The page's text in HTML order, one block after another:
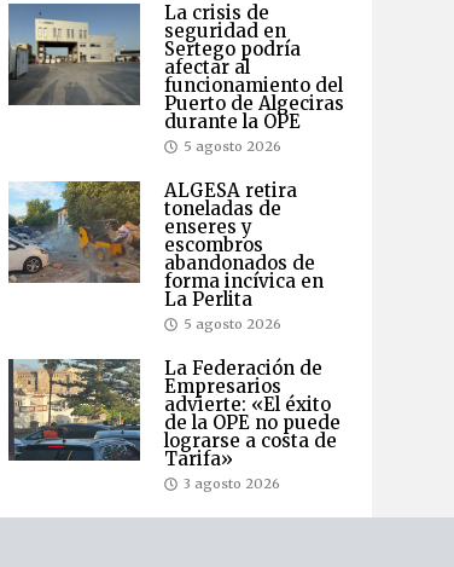
La crisis de
seguridad en
Sertego podría
afectar al
funcionamiento del
Puerto de Algeciras
durante la OPE
5 agosto 2026
ALGESA retira
toneladas de
enseres y
escombros
abandonados de
forma incívica en
La Perlita
5 agosto 2026
La Federación de
Empresarios
advierte: «El éxito
de la OPE no puede
lograrse a costa de
Tarifa»
3 agosto 2026